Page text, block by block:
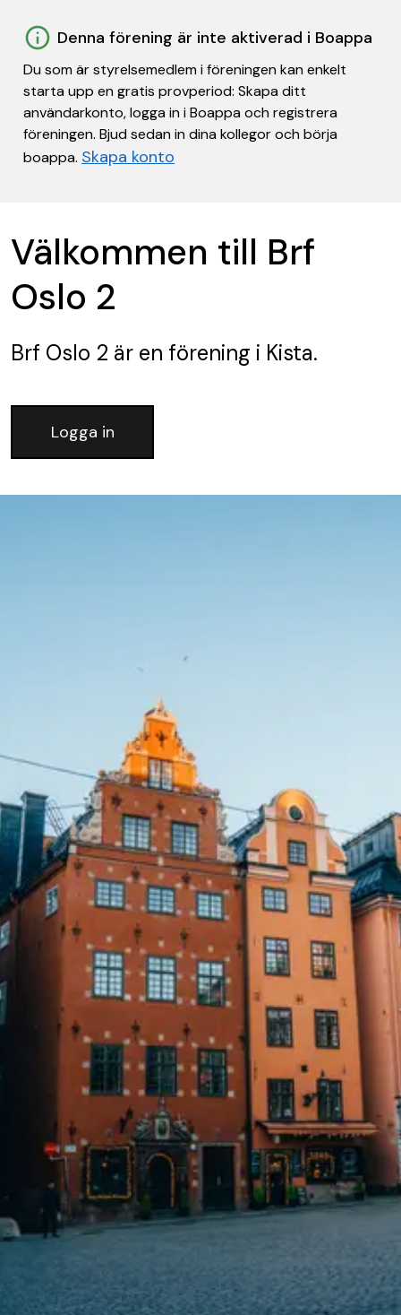
Denna förening är inte aktiverad i Boappa
Du som är styrelsemedlem i föreningen kan enkelt
starta upp en gratis provperiod: Skapa ditt
användarkonto, logga in i Boappa och registrera
föreningen. Bjud sedan in dina kollegor och börja
boappa. Skapa konto
Välkommen till Brf
Oslo 2
Brf Oslo 2 är en förening i Kista.
Logga in